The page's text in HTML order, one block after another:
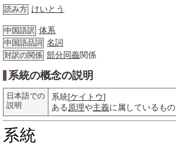
読み方 けいとう
中国語訳 体系
中国語品詞 名詞
対訳の関係 部分同義関係
系統の概念の説明
日本語での
説明
系統[ケイトウ]
ある 原理や主義に属しているもの
系統